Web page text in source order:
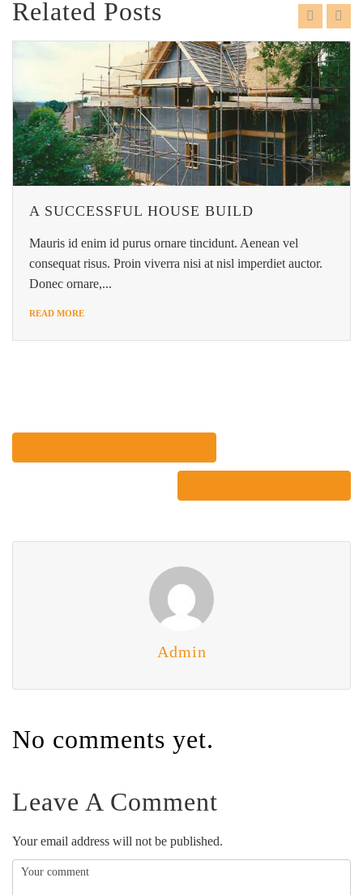
Related Posts
A SUCCESSFUL HOUSE BUILD
Mauris id enim id purus ornare tincidunt. Aenean vel
consequat risus. Proin viverra nisi at nisl imperdiet auctor.
Donec ornare,...
READ MORE
Admin
No comments yet.
Leave A Comment
Your email address will not be published.